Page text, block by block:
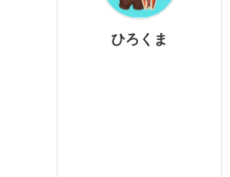
ひろくま